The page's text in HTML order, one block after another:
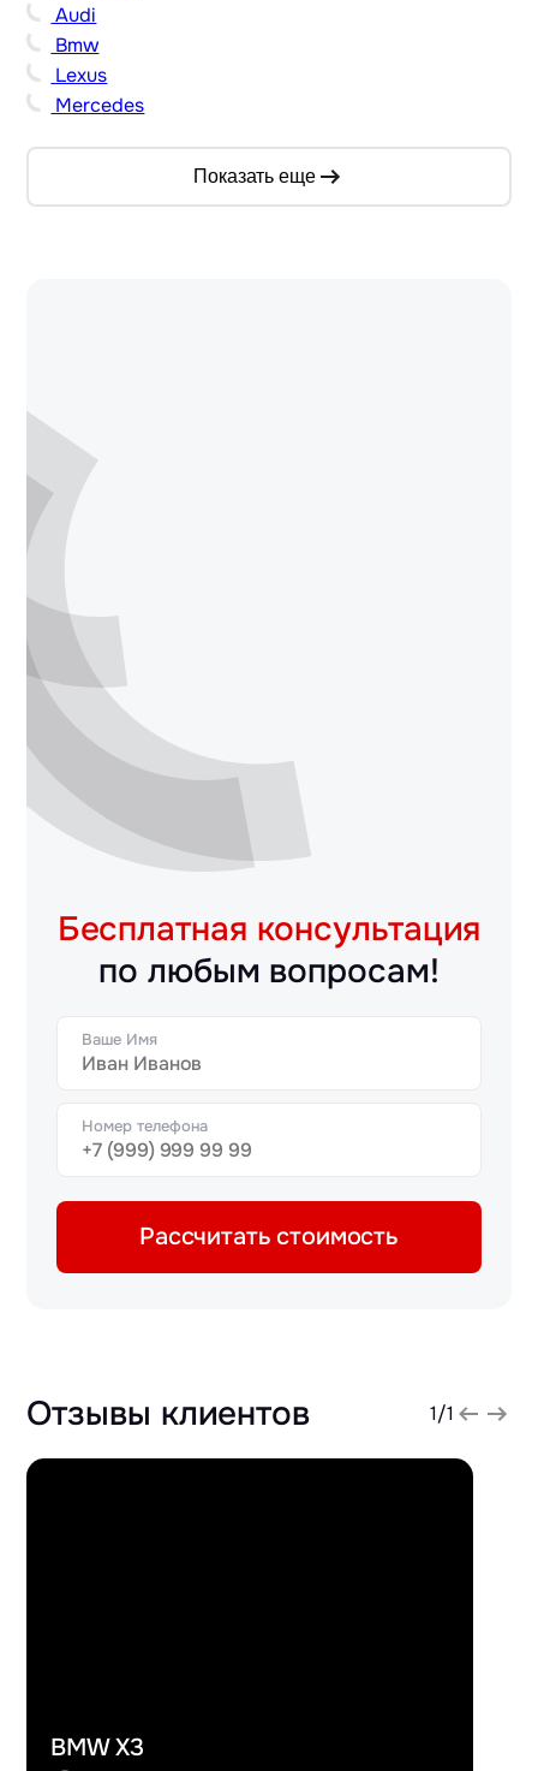
Audi
Bmw
Lexus
Mercedes
Показать еще
Бесплатная консультация
по любым вопросам!
Ваше Имя
Номер телефона
Рассчитать стоимость
Отзывы клиентов 1/1
BMW X3